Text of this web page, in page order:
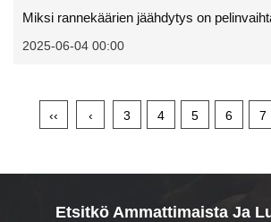
2025-06-04 00:00
‹‹ ‹ 3 4 5 6 7
Etsitkö Ammattimaista Ja